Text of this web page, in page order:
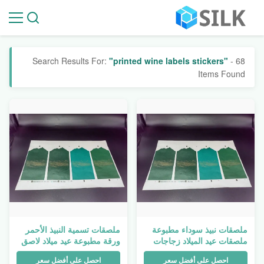
Search Results For: "printed wine labels stickers" - 68
Items Found
ملصقات نبيذ سوداء مطبوعة
ملصقات عيد الميلاد زجاجات
ألومنيوم زجاجة لاصقة معدنية
احصل على أفضل سعر
ملصقات تسمية النبيذ الأحمر
ورقة مطبوعة عيد ميلاد لاصق
مقاوم للماء
احصل على أفضل سعر